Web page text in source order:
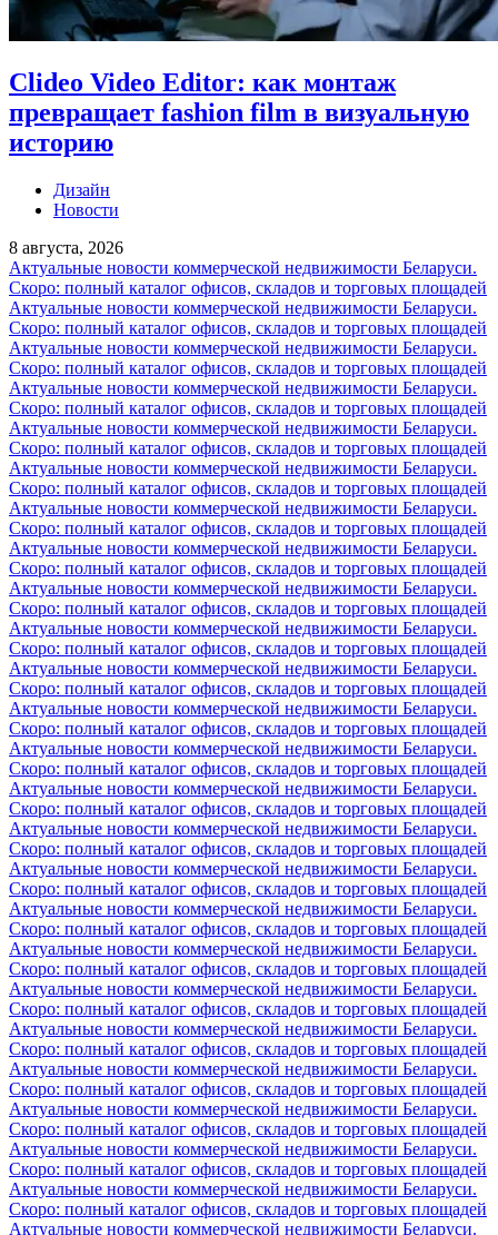
Clideo Video Editor: как монтаж
превращает fashion film в визуальную
историю
Дизайн
Новости
8 августа, 2026
Актуальные новости коммерческой недвижимости Беларуси.
Скоро: полный каталог офисов, складов и торговых площадей
Актуальные новости коммерческой недвижимости Беларуси.
Скоро: полный каталог офисов, складов и торговых площадей
Актуальные новости коммерческой недвижимости Беларуси.
Скоро: полный каталог офисов, складов и торговых площадей
Актуальные новости коммерческой недвижимости Беларуси.
Скоро: полный каталог офисов, складов и торговых площадей
Актуальные новости коммерческой недвижимости Беларуси.
Скоро: полный каталог офисов, складов и торговых площадей
Актуальные новости коммерческой недвижимости Беларуси.
Скоро: полный каталог офисов, складов и торговых площадей
Актуальные новости коммерческой недвижимости Беларуси.
Скоро: полный каталог офисов, складов и торговых площадей
Актуальные новости коммерческой недвижимости Беларуси.
Скоро: полный каталог офисов, складов и торговых площадей
Актуальные новости коммерческой недвижимости Беларуси.
Скоро: полный каталог офисов, складов и торговых площадей
Актуальные новости коммерческой недвижимости Беларуси.
Скоро: полный каталог офисов, складов и торговых площадей
Актуальные новости коммерческой недвижимости Беларуси.
Скоро: полный каталог офисов, складов и торговых площадей
Актуальные новости коммерческой недвижимости Беларуси.
Скоро: полный каталог офисов, складов и торговых площадей
Актуальные новости коммерческой недвижимости Беларуси.
Скоро: полный каталог офисов, складов и торговых площадей
Актуальные новости коммерческой недвижимости Беларуси.
Скоро: полный каталог офисов, складов и торговых площадей
Актуальные новости коммерческой недвижимости Беларуси.
Скоро: полный каталог офисов, складов и торговых площадей
Актуальные новости коммерческой недвижимости Беларуси.
Скоро: полный каталог офисов, складов и торговых площадей
Актуальные новости коммерческой недвижимости Беларуси.
Скоро: полный каталог офисов, складов и торговых площадей
Актуальные новости коммерческой недвижимости Беларуси.
Скоро: полный каталог офисов, складов и торговых площадей
Актуальные новости коммерческой недвижимости Беларуси.
Скоро: полный каталог офисов, складов и торговых площадей
Актуальные новости коммерческой недвижимости Беларуси.
Скоро: полный каталог офисов, складов и торговых площадей
Актуальные новости коммерческой недвижимости Беларуси.
Скоро: полный каталог офисов, складов и торговых площадей
Актуальные новости коммерческой недвижимости Беларуси.
Скоро: полный каталог офисов, складов и торговых площадей
Актуальные новости коммерческой недвижимости Беларуси.
Скоро: полный каталог офисов, складов и торговых площадей
Актуальные новости коммерческой недвижимости Беларуси.
Скоро: полный каталог офисов, складов и торговых площадей
Актуальные новости коммерческой недвижимости Беларуси.